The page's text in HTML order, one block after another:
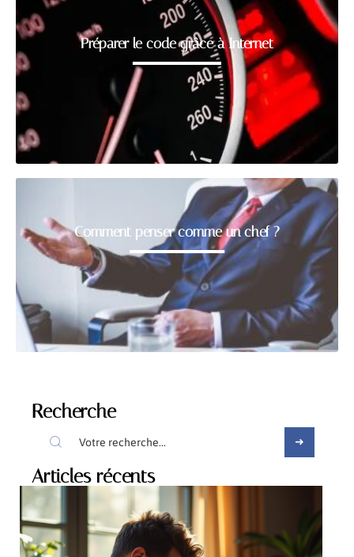
Préparer le code grâce à Internet
Comment penser comme un chef ?
Recherche
Articles récents